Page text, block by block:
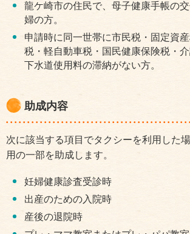
龍ケ崎市の住民で、母子健康手帳の
婦の方。
申請時に同一世帯に市民税・固定資
税・軽自動車税・国民健康保険税・
下水道使用料の滞納がない方。
助成内容
次に該当する項目でタクシーを利用した
用の一部を助成します。
妊婦健康診査受診時
出産のための入院時
産後の退院時